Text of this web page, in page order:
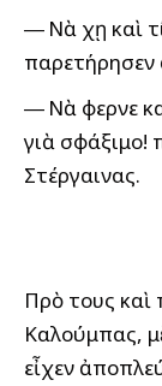
― Νὰ ἔχῃ καὶ
παρετήρησεν
― Νὰ ἔφερνε
γιὰ σφάξιμο!
Στέργαινας.
Πρὸ ἔτους
Καλούμπας,
εἶχεν